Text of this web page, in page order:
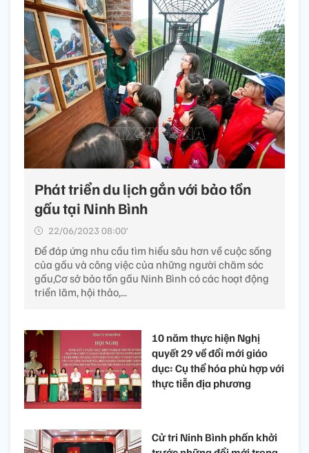
Phát triển du lịch gắn với bảo tồn
gấu tại Ninh Bình
22/06/2023 08:00’
Để đáp ứng nhu cầu tìm hiểu sâu hơn về cuộc sống
của gấu và công việc của những người chăm sóc
gấu,Cơ sở bảo tồn gấu Ninh Bình có các hoạt động
triển lãm, hội thảo,...
10 năm thực hiện Nghị
quyết 29 về đổi mới giáo
dục: Cụ thể hóa phù hợp với
thực tiễn địa phương
Cử tri Ninh Bình phấn khởi